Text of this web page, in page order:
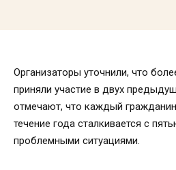
Организаторы уточнили, что
приняли участие в двух
отмечают, что каждый
течение года сталкивается с
проблемными ситуациями.